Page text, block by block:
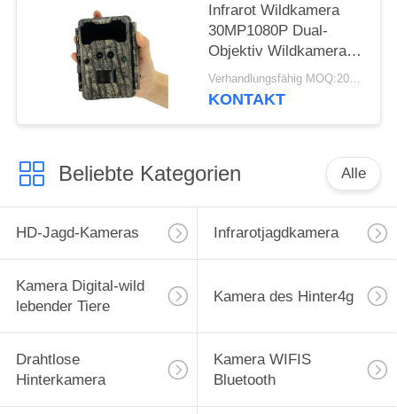
Infrarot Wildkamera
30MP1080P Dual-
Objektiv Wildkameras
für Outdoor
Wildtierfalle
Verhandlungsfähig MOQ:20pcs
KONTAKT
Beliebte Kategorien Alle
HD-Jagd-Kameras Infrarotjagdkamera
Kamera Digital-wild
lebender Tiere
Kamera des Hinter4g
Drahtlose
Hinterkamera
Kamera WIFIS
Bluetooth